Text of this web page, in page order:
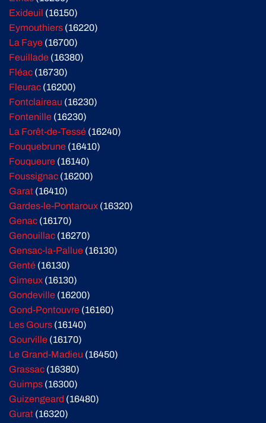
Exideuil (16150)
Eymouthiers (16220)
La Faye (16700)
Feuillade (16380)
Fléac (16730)
Fleurac (16200)
Fontclaireau (16230)
Fontenille (16230)
La Forêt-de-Tessé (16240)
Fouquebrune (16410)
Fouqueure (16140)
Foussignac (16200)
Garat (16410)
Gardes-le-Pontaroux (16320)
Genac (16170)
Genouillac (16270)
Gensac-la-Pallue (16130)
Genté (16130)
Gimeux (16130)
Gondeville (16200)
Gond-Pontouvre (16160)
Les Gours (16140)
Gourville (16170)
Le Grand-Madieu (16450)
Grassac (16380)
Guimps (16300)
Guizengeard (16480)
Gurat (16320)